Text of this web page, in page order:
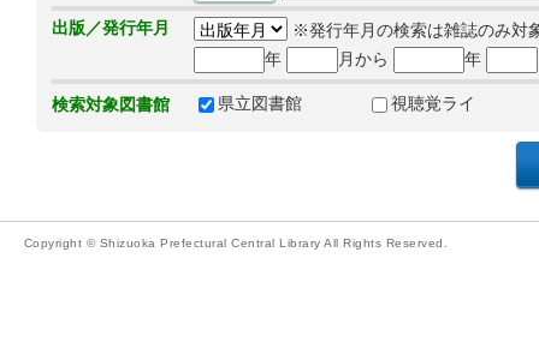
出版／発行年月
※発行年月の検索は雑誌のみ対
年
月から 年
検索対象図書館 県立図書館 視聴覚ライ
Copyright © Shizuoka Prefectural Central Library All Rights Reserved.